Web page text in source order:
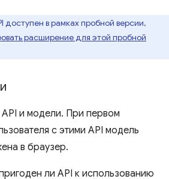
доступен в рамках пробной версии,
расширение для этой пробной
и модели. При первом
с этими API модель
в браузер.
ли API к использованию